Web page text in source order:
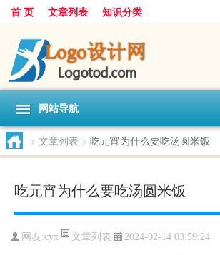
首 页 文章列表 知识分类
网站导航
> 文章列表 > 吃元宵为什么要吃汤圆米饭
吃元宵为什么要吃汤圆米饭
网友:cyx 文章列表 2024-02-14 03:59:24